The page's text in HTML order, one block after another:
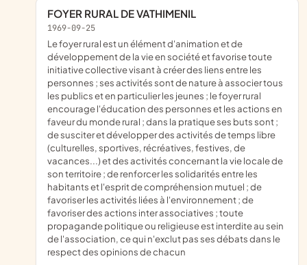
FOYER RURAL DE VATHIMENIL
1969-09-25
Le foyer rural est un élément d'animation et de
développement de la vie en société et favorise toute
initiative collective visant à créer des liens entre les
personnes ; ses activités sont de nature à associer tous
les publics et en particulier les jeunes ; le foyer rural
encourage l'éducation des personnes et les actions en
faveur du monde rural ; dans la pratique ses buts sont ;
de susciter et développer des activités de temps libre
(culturelles, sportives, récréatives, festives, de
vacances...) et des activités concernant la vie locale de
son territoire ; de renforcer les solidarités entre les
habitants et l'esprit de compréhension mutuel ; de
favoriser les activités liées à l'environnement ; de
favoriser des actions inter associatives ; toute
propagande politique ou religieuse est interdite au sein
de l'association, ce qui n'exclut pas ses débats dans le
respect des opinions de chacun